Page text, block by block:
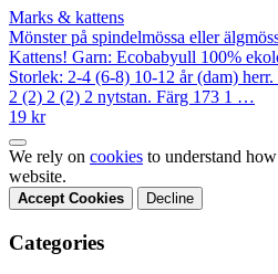
Marks & kattens
Mönster på spindelmössa eller
Kattens! Garn: Ecobabyull 100%
Storlek: 2-4 (6-8) 10-12 år (dam)
2 (2) 2 (2) 2 nytstan. Färg 173 1 …
19 kr
We rely on cookies to understand
website.
Accept Cookies Decline
Categories